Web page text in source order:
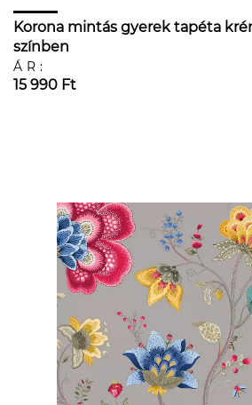
Korona mintás gyerek tapéta
színben
ÁR:
15 990 Ft